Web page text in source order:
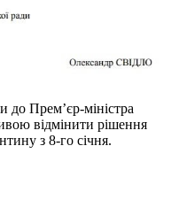
до Прем’єр-міністра
відмінити рішення
з 8-го січня.